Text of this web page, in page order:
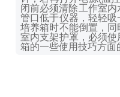
闭前必须清除工作室
管口低于仪器，轻轻
培养箱时不能倒置，
室内支架护罩，必须使
箱的一些使用技巧方